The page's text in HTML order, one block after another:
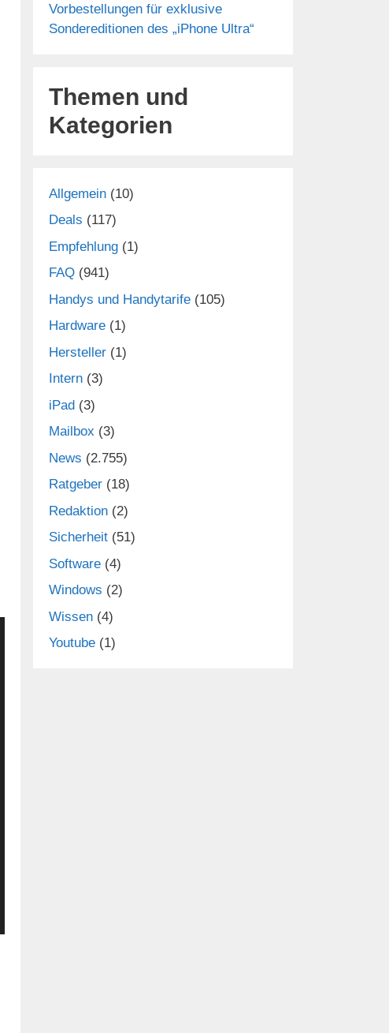
Vorbestellungen für exklusive
Sondereditionen des „iPhone Ultra“
Themen und
Kategorien
Allgemein (10)
Deals (117)
Empfehlung (1)
FAQ (941)
Handys und Handytarife (105)
Hardware (1)
Hersteller (1)
Intern (3)
iPad (3)
Mailbox (3)
News (2.755)
Ratgeber (18)
Redaktion (2)
Sicherheit (51)
Software (4)
Windows (2)
Wissen (4)
Youtube (1)